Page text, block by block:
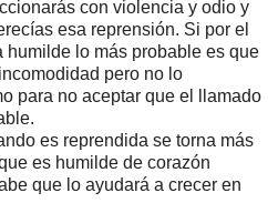
con violencia y odio y
esa reprensión. Si por el
humilde lo más probable es que
pero no lo
para no aceptar que el llamado
es reprendida se torna más
es humilde de corazón
que lo ayudará a crecer en